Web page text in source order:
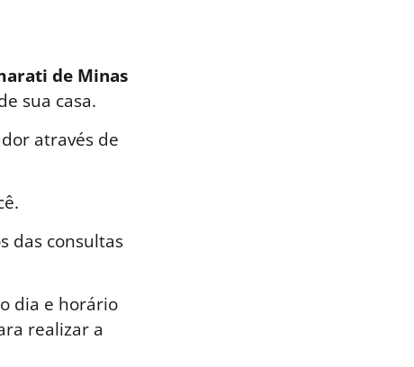
de Minas
sua casa.
através de
das consultas
dia e horário
realizar a